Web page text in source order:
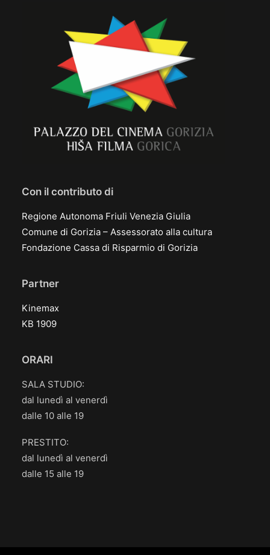
Con il contributo di
Regione Autonoma Friuli Venezia Giulia
Comune di Gorizia – Assessorato alla cultura
Fondazione Cassa di Risparmio di Gorizia
Partner
Kinemax
KB 1909
ORARI
SALA STUDIO:
dal lunedì al venerdì
dalle 10 alle 19
PRESTITO:
dal lunedì al venerdì
dalle 15 alle 19